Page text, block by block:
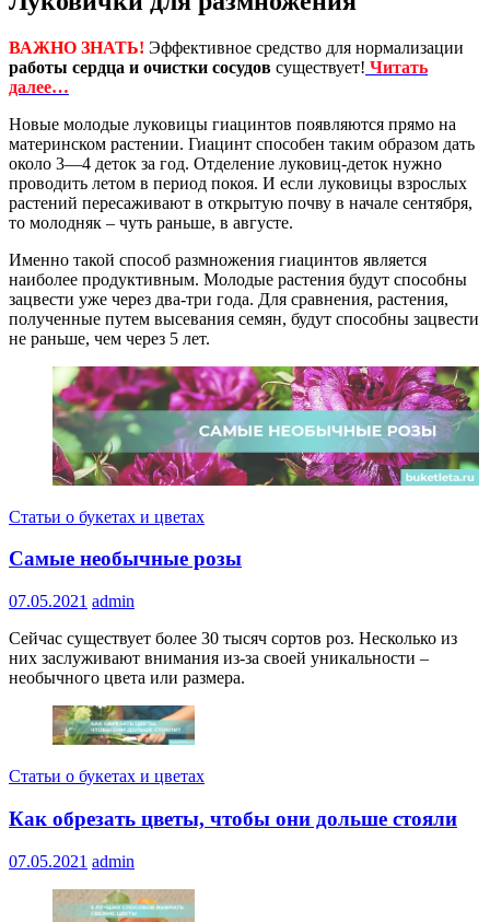
ВАЖНО ЗНАТЬ! Эффективное средство для нормализации
работы сердца и очистки сосудов существует! Читать
далее…
Новые молодые луковицы гиацинтов появляются прямо на
материнском растении. Гиацинт способен таким образом дать
около 3—4 деток за год. Отделение луковиц-деток нужно
проводить летом в период покоя. И если луковицы взрослых
растений пересаживают в открытую почву в начале сентября,
то молодняк – чуть раньше, в августе.
Именно такой способ размножения гиацинтов является
наиболее продуктивным. Молодые растения будут способны
зацвести уже через два-три года. Для сравнения, растения,
полученные путем высевания семян, будут способны зацвести
не раньше, чем через 5 лет.
Статьи о букетах и цветах
Самые необычные розы
07.05.2021 admin
Сейчас существует более 30 тысяч сортов роз. Несколько из
них заслуживают внимания из-за своей уникальности –
необычного цвета или размера.
Статьи о букетах и цветах
Как обрезать цветы, чтобы они дольше стояли
07.05.2021 admin